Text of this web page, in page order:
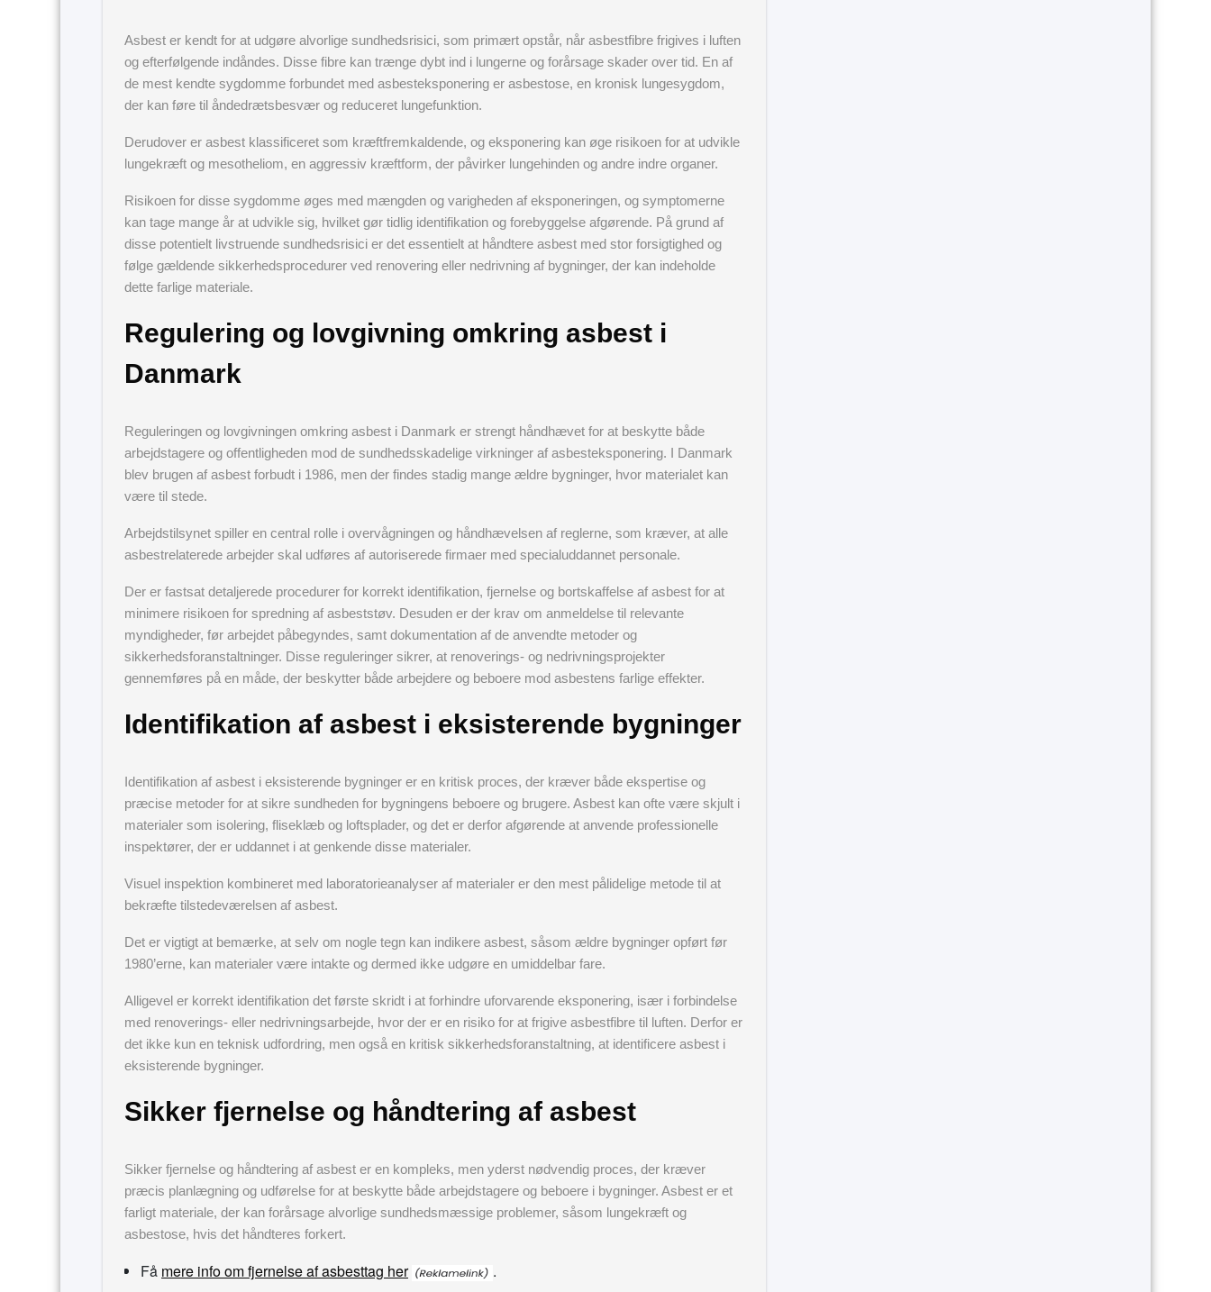
Asbest er kendt for at udgøre alvorlige sundhedsrisici, som primært opstår, når asbestfibre frigives i luften
og efterfølgende indåndes. Disse fibre kan trænge dybt ind i lungerne og forårsage skader over tid. En af
de mest kendte sygdomme forbundet med asbesteksponering er asbestose, en kronisk lungesygdom,
der kan føre til åndedrætsbesvær og reduceret lungefunktion.
Derudover er asbest klassificeret som kræftfremkaldende, og eksponering kan øge risikoen for at udvikle
lungekræft og mesotheliom, en aggressiv kræftform, der påvirker lungehinden og andre indre organer.
Risikoen for disse sygdomme øges med mængden og varigheden af eksponeringen, og symptomerne
kan tage mange år at udvikle sig, hvilket gør tidlig identifikation og forebyggelse afgørende. På grund af
disse potentielt livstruende sundhedsrisici er det essentielt at håndtere asbest med stor forsigtighed og
følge gældende sikkerhedsprocedurer ved renovering eller nedrivning af bygninger, der kan indeholde
dette farlige materiale.
Regulering og lovgivning omkring asbest i
Danmark
Reguleringen og lovgivningen omkring asbest i Danmark er strengt håndhævet for at beskytte både
arbejdstagere og offentligheden mod de sundhedsskadelige virkninger af asbesteksponering. I Danmark
blev brugen af asbest forbudt i 1986, men der findes stadig mange ældre bygninger, hvor materialet kan
være til stede.
Arbejdstilsynet spiller en central rolle i overvågningen og håndhævelsen af reglerne, som kræver, at alle
asbestrelaterede arbejder skal udføres af autoriserede firmaer med specialuddannet personale.
Der er fastsat detaljerede procedurer for korrekt identifikation, fjernelse og bortskaffelse af asbest for at
minimere risikoen for spredning af asbeststøv. Desuden er der krav om anmeldelse til relevante
myndigheder, før arbejdet påbegyndes, samt dokumentation af de anvendte metoder og
sikkerhedsforanstaltninger. Disse reguleringer sikrer, at renoverings- og nedrivningsprojekter
gennemføres på en måde, der beskytter både arbejdere og beboere mod asbestens farlige effekter.
Identifikation af asbest i eksisterende bygninger
Identifikation af asbest i eksisterende bygninger er en kritisk proces, der kræver både ekspertise og
præcise metoder for at sikre sundheden for bygningens beboere og brugere. Asbest kan ofte være skjult i
materialer som isolering, fliseklæb og loftsplader, og det er derfor afgørende at anvende professionelle
inspektører, der er uddannet i at genkende disse materialer.
Visuel inspektion kombineret med laboratorieanalyser af materialer er den mest pålidelige metode til at
bekræfte tilstedeværelsen af asbest.
Det er vigtigt at bemærke, at selv om nogle tegn kan indikere asbest, såsom ældre bygninger opført før
1980’erne, kan materialer være intakte og dermed ikke udgøre en umiddelbar fare.
Alligevel er korrekt identifikation det første skridt i at forhindre uforvarende eksponering, især i forbindelse
med renoverings- eller nedrivningsarbejde, hvor der er en risiko for at frigive asbestfibre til luften. Derfor er
det ikke kun en teknisk udfordring, men også en kritisk sikkerhedsforanstaltning, at identificere asbest i
eksisterende bygninger.
Sikker fjernelse og håndtering af asbest
Sikker fjernelse og håndtering af asbest er en kompleks, men yderst nødvendig proces, der kræver
præcis planlægning og udførelse for at beskytte både arbejdstagere og beboere i bygninger. Asbest er et
farligt materiale, der kan forårsage alvorlige sundhedsmæssige problemer, såsom lungekræft og
asbestose, hvis det håndteres forkert.
Få mere info om fjernelse af asbesttag her .